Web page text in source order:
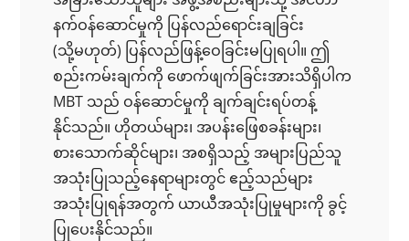
နက်ဝန်ဆောင်မှုကို ပြန်လည်ရောင်းချခြင်း
(သို့မဟုတ်) ပြန်လည်ဖြန့်ဝေခြင်းမပြုရပါ။ ဤ
စည်းကမ်းချက်ကို ဖောက်ဖျက်ခြင်းအားသိရှိပါက
MBT သည် ဝန်ဆောင်မှုကို ချက်ချင်းရပ်တန့်
နိုင်သည်။ ဟိုတယ်များ၊ အပန်းဖြေစခန်းများ၊
စားသောက်ဆိုင်များ၊ အစရှိသည့် အများပြည်သူ
အသုံးပြုသည့်နေရာများတွင် ဧည့်သည်များ
အသုံးပြုရန်အတွက် ယာယီအသုံးပြုမှုများကို ခွင့်
ပြုပေးနိုင်သည်။